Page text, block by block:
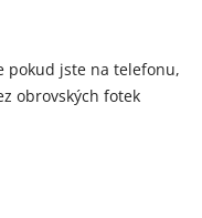
pokud jste na telefonu,
obrovských fotek